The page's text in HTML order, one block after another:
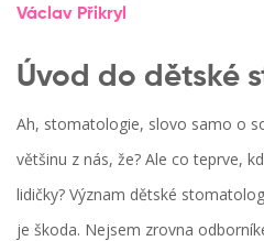
Václav Přikryl
Úvod do dětské
Ah, stomatologie, slovo samo o
většinu z nás, že? Ale co teprve,
lidičky? Význam dětské
je škoda. Nejsem zrovna